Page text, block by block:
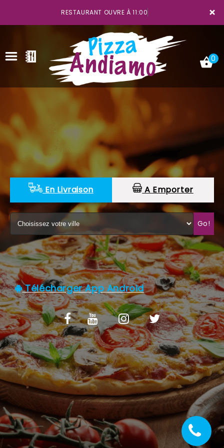
×
RESTAURANT OUVRE À 11:00
ACCUEIL
LA CARTE
VOTRE COMPTE
NOTRE RESTAURANT
VOS AVIS
MENTIONS LÉGALES
C.G.V
0
En Livraison A Emporter
Go!
Télécharger App Android